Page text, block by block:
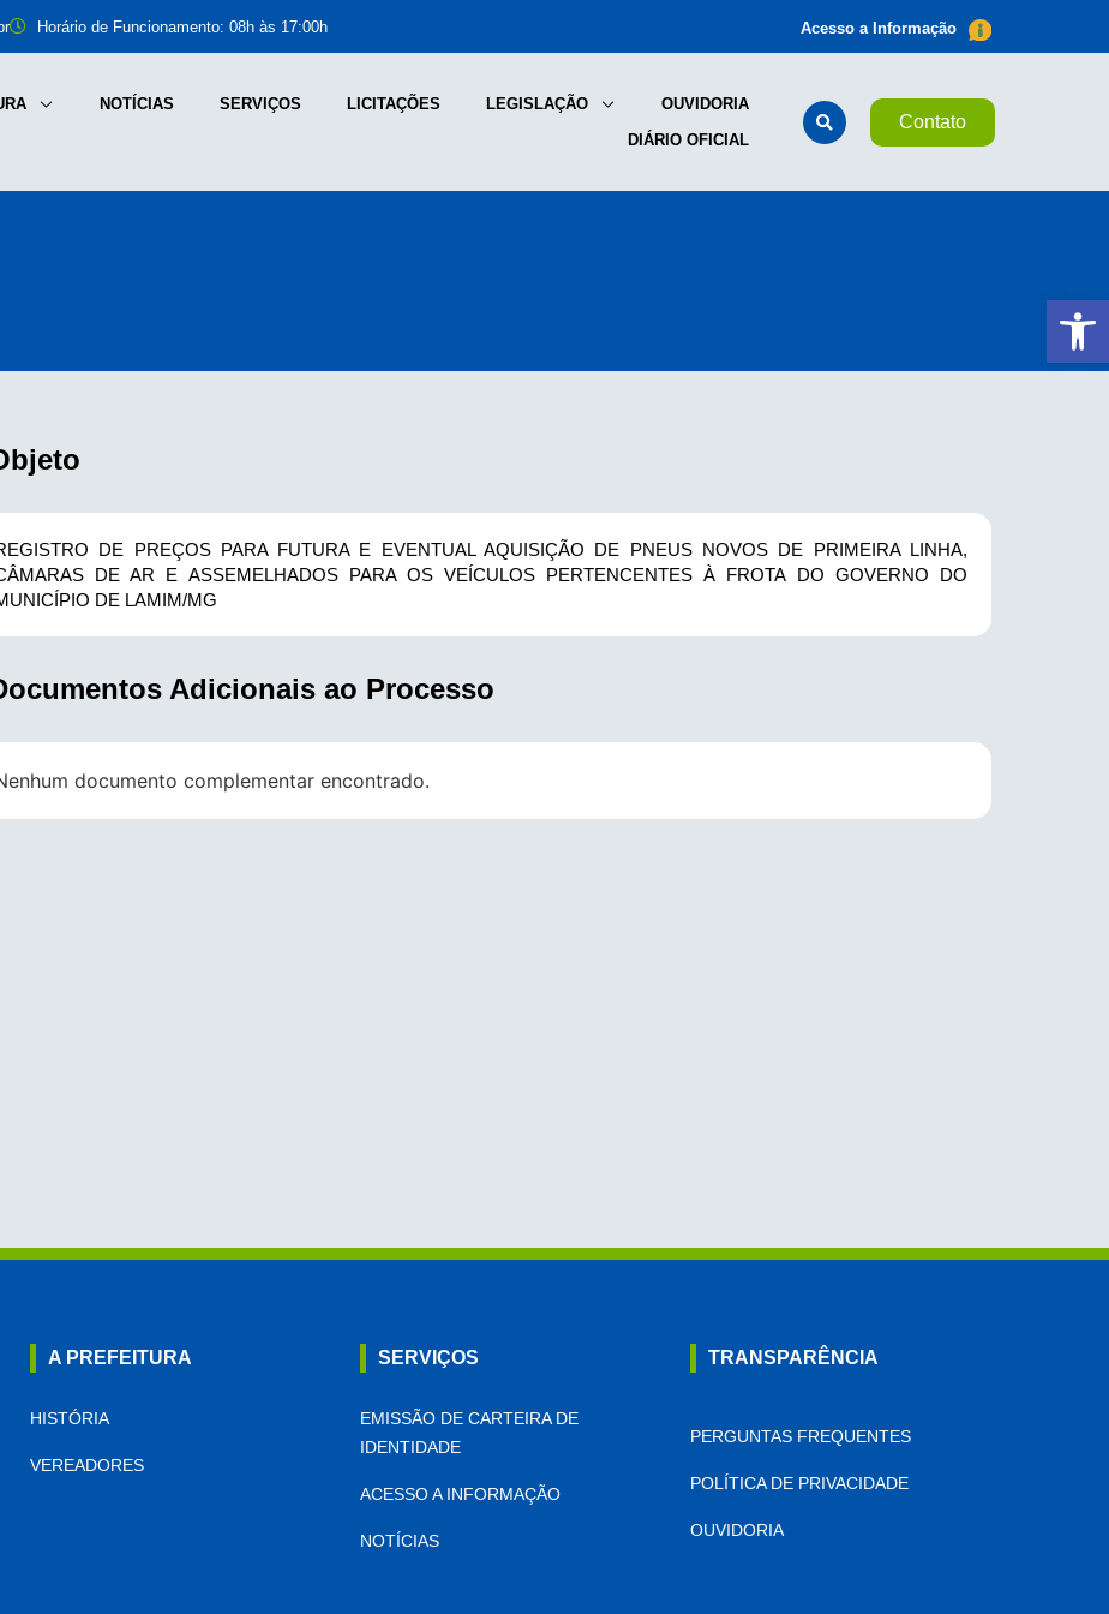
Horário de Funcionamento: 08h às 17:00h Acesso a Informação
NOTÍCIAS SERVIÇOS LICITAÇÕES LEGISLAÇÃO
OUVIDORIA
DIÁRIO OFICIAL
Contato
DE PREÇOS PARA FUTURA E EVENTUAL AQUISIÇÃO DE PNEUS NOVOS DE PRIMEIRA LINHA,
DE AR E ASSEMELHADOS PARA OS VEÍCULOS PERTENCENTES À FROTA DO GOVERNO DO
DE LAMIM/MG
Adicionais ao Processo
documento complementar encontrado.
A PREFEITURA
HISTÓRIA
VEREADORES
SERVIÇOS
EMISSÃO DE CARTEIRA DE
IDENTIDADE
ACESSO A INFORMAÇÃO
NOTÍCIAS
TRANSPARÊNCIA
PERGUNTAS FREQUENTES
POLÍTICA DE PRIVACIDADE
OUVIDORIA